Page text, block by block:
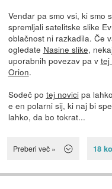
Vendar pa smo vsi, ki smo
spremljali satelitske slike
oblačnost ni razkadila. Če
ogledate Nasine slike,
uporabnih povezav pa v tej
Orion.
Sodeč po tej novicipa
e en polarni sij, ki naj bi
lahko, da bo tokrat...
Preberi več » 18